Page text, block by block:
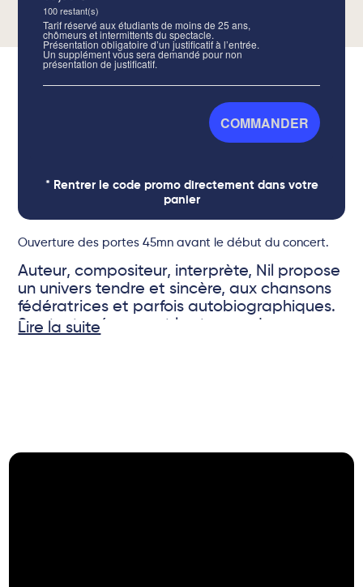
Tarif réservé aux étudiants de moins de 25 ans,
chômeurs et intermittents du spectacle.
Présentation obligatoire d’un justificatif à l’entrée.
Un supplément vous sera demandé pour non
présentation de justificatif.
100restant(s)
COMMANDER
* Rentrer le code promo directement dans votre
panier
Ouverture des portes 45mn avant le début du concert.
Auteur, compositeur, interprète, Nil propose
un univers tendre et sincère, aux chansons
fédératrices et parfois autobiographiques.
Ses textes évoquent les tracas des
mêlant les sonorités blues-rock acoustique,
Lire la suite